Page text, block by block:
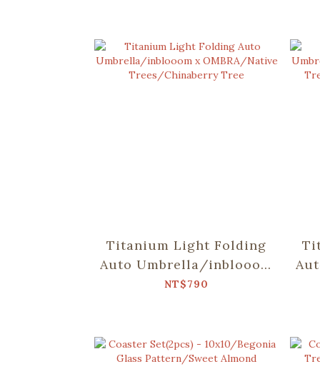
Titanium Light Folding
Auto Umbrella/inblooom
x OMBRA/Native
NT$790